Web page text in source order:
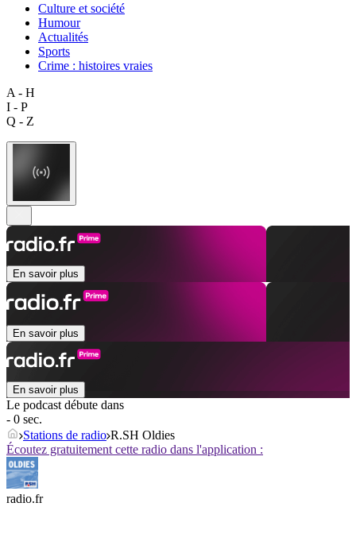
Culture et société
Humour
Actualités
Sports
Crime : histoires vraies
A - H
I - P
Q - Z
En savoir plus
En savoir plus
En savoir plus
Le podcast débute dans
- 0 sec.
Stations de radio R.SH Oldies
Écoutez gratuitement cette radio dans l'application :
radio.fr